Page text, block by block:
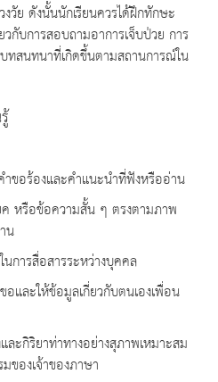
งวัย ดังนั้นนักเรียนควรได้ฝึกทักษะ
กับการสอบถามอาการเจ็บป่วย การ
ทสนทนาที่เกิดขึ้นตามสถานการณ์ใน
อร้องและคำแนะนำที่ฟังหรืออ่าน
หรือข้อความสั้น ๆ ตรงตามภาพ
น
การสื่อสารระหว่างบุคคล
และให้ข้อมูลเกี่ยวกับตนเองเพื่อน
ะกิริยาท่าทางอย่างสุภาพเหมาะสม
ของเจ้าของภาษา